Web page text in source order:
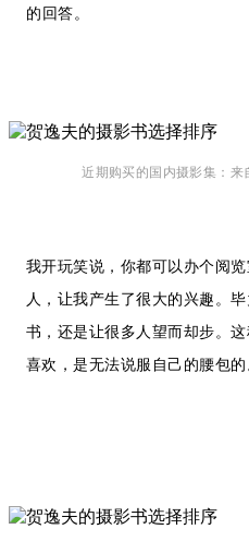
的回答。
近期购买的国内摄影集：来
我开玩笑说，你都可以办个阅
人，让我产生了很大的兴趣。
书，还是让很多人望而却步。
喜欢，是无法说服自己的腰包的